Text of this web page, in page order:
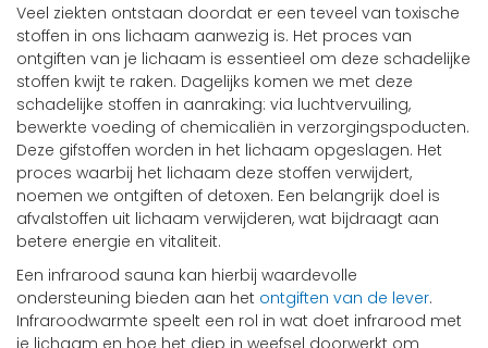
Veel ziekten ontstaan doordat er een teveel van toxische
stoffen in ons lichaam aanwezig is. Het proces van
ontgiften van je lichaam is essentieel om deze schadelijke
stoffen kwijt te raken. Dagelijks komen we met deze
schadelijke stoffen in aanraking: via luchtvervuiling,
bewerkte voeding of chemicaliën in verzorgingspoducten.
Deze gifstoffen worden in het lichaam opgeslagen. Het
proces waarbij het lichaam deze stoffen verwijdert,
noemen we ontgiften of detoxen. Een belangrijk doel is
afvalstoffen uit lichaam verwijderen, wat bijdraagt aan
betere energie en vitaliteit.
Een infrarood sauna kan hierbij waardevolle
ondersteuning bieden aan het ontgiften van de lever.
Infraroodwarmte speelt een rol in wat doet infrarood met
je lichaam en hoe het diep in weefsel doorwerkt om